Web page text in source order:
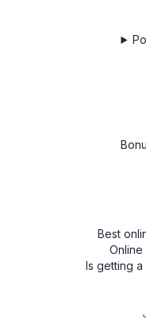
Best
Is getting